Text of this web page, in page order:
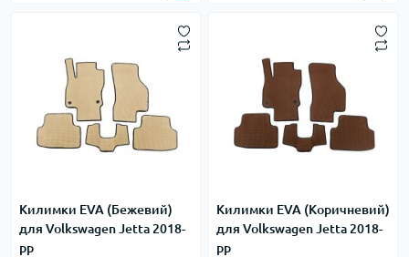
Килимки EVA (Бежевий)
для Volkswagen Jetta 2018-
рр
Килимки EVA (Коричневий)
для Volkswagen Jetta 2018-
рр